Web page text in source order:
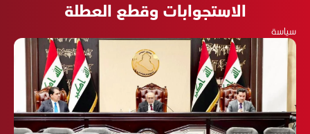
الاستجوابات وقطع العطلة
سياسة